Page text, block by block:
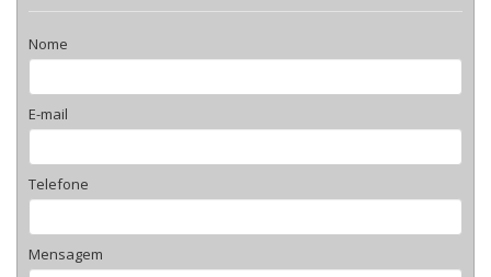
Nome
E-mail
Telefone
Mensagem